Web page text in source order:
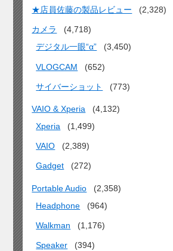
★店員佐藤の製品レビュー (2,328)
カメラ
(4,718)
デジタル一眼“α”
(3,450)
VLOGCAM (652)
サイバーショット (773)
VAIO & Xperia
(4,132)
Xperia
(1,499)
VAIO (2,389)
Gadget (272)
Portable Audio
(2,358)
Headphone
(964)
Walkman (1,176)
Speaker (394)